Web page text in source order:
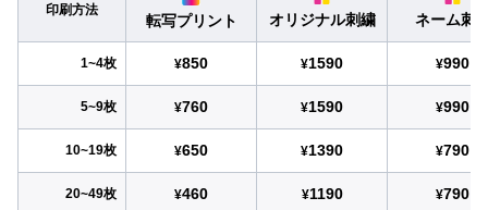
印刷方法
転写プリント オリジナル刺繍 ネーム刺
1~4枚 ¥850 ¥1590 ¥990
5~9枚 ¥760 ¥1590 ¥990
10~19枚 ¥650 ¥1390 ¥790
20~49枚 ¥460 ¥1190 ¥790